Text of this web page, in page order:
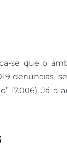
se que o
denúncias,
(7.006). Já